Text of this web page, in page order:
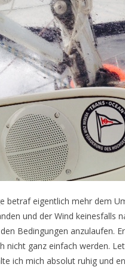
betraf eigentlich mehr dem
und der Wind keinesfalls
Bedingungen anzulaufen.
nicht ganz einfach werden.
ich mich absolut ruhig und